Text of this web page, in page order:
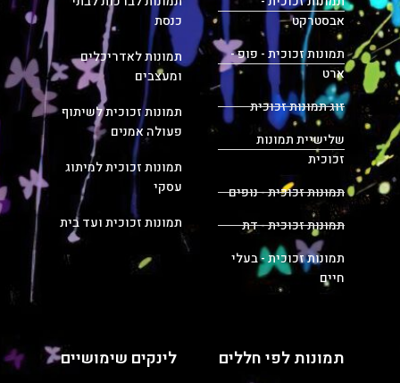
אבסטרקט
תמונות זכוכית - פופ -
ארט
זוג תמונות זכוכית
שלישיית תמונות
זכוכית
תמונות זכוכית - נופים
תמונות זכוכית - דת
תמונות זכוכית - בעלי
חיים
כנסת
תמונות לאדריכלים
ומעצבים
תמונות זכוכית לשיתוף
פעולה אמנים
תמונות זכוכית למיתוג
עסקי
תמונות זכוכית ועד בית
תמונות לפי חללים לינקים שימושיים